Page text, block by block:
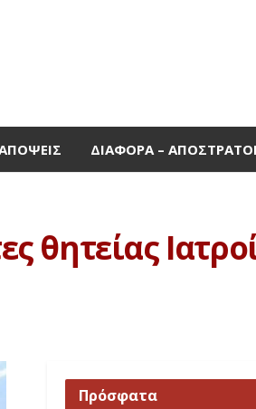
ΔΙΆΦΟΡΑ – ΑΠΌΣΤΡΑΤΟΙ
Πρόσφατα